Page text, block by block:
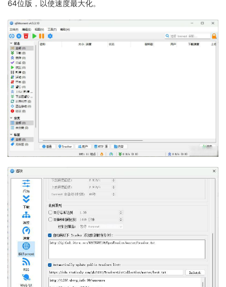
64位版，以使速度最大化。